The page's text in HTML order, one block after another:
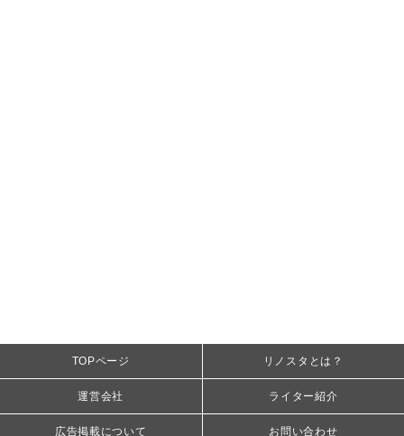
TOPページ リノスタとは？
運営会社 ライター紹介
広告掲載について お問い合わせ